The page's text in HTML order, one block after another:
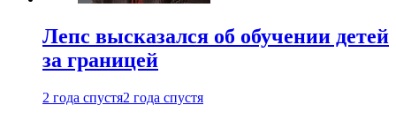
Лепс высказался об обучении детей
за границей
2 года спустя2 года спустя